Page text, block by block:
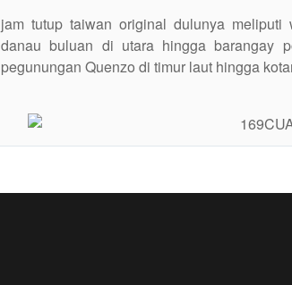
jam tutup taiwan original dulunya meliputi
danau buluan di utara hingga barangay
pegunungan Quenzo di timur laut hingga